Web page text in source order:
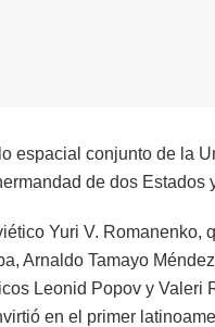
espacial conjunto de la
de dos Estados
Yuri V.
Arnaldo Tamayo
Leonid Popov y Valeri
en el primer